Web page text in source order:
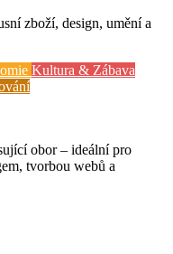
zboží, design, umění a
Kultura & Zábava
obor – ideální pro
tvorbou webů a